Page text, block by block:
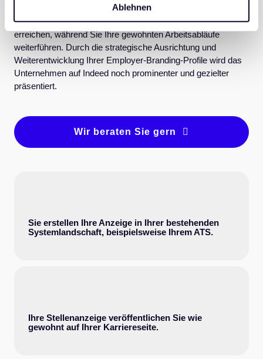
Ablehnen
Prozesse angepasst werden müssen. Wir sorgen dafür, dass
Ihre Stellenanzeigen auf Indeed maximale Sichtbarkeit
erreichen, während Sie Ihre gewohnten Arbeitsabläufe
weiterführen. Durch die strategische Ausrichtung und
Weiterentwicklung Ihrer Employer-Branding-Profile wird das
Unternehmen auf Indeed noch prominenter und gezielter
präsentiert.
Wir beraten Sie gern
Sie erstellen Ihre Anzeige in Ihrer bestehenden
Systemlandschaft, beispielsweise Ihrem ATS.
Ihre Stellenanzeige veröffentlichen Sie wie
gewohnt auf Ihrer Karriereseite.